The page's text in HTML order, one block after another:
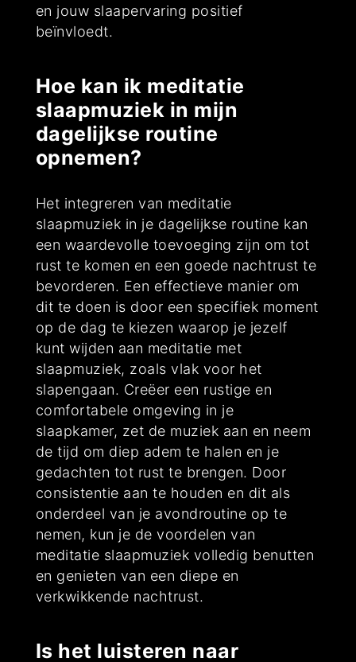
en jouw slaapervaring positief
beïnvloedt.
Hoe kan ik meditatie
slaapmuziek in mijn
dagelijkse routine
opnemen?
Het integreren van meditatie
slaapmuziek in je dagelijkse routine kan
een waardevolle toevoeging zijn om tot
rust te komen en een goede nachtrust te
bevorderen. Een effectieve manier om
dit te doen is door een specifiek moment
op de dag te kiezen waarop je jezelf
kunt wijden aan meditatie met
slaapmuziek, zoals vlak voor het
slapengaan. Creëer een rustige en
comfortabele omgeving in je
slaapkamer, zet de muziek aan en neem
de tijd om diep adem te halen en je
gedachten tot rust te brengen. Door
consistentie aan te houden en dit als
onderdeel van je avondroutine op te
nemen, kun je de voordelen van
meditatie slaapmuziek volledig benutten
en genieten van een diepe en
verkwikkende nachtrust.
Is het luisteren naar